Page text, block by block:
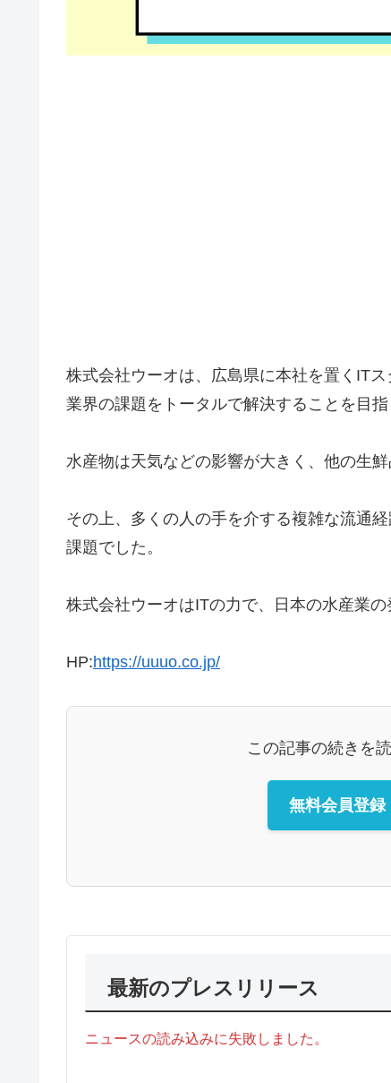
株式会社ウーオは、広島県に本社を置くIT
業界の課題をトータルで解決することを目指
水産物は天気などの影響が大きく、他の生
その上、多くの人の手を介する複雑な流通
課題でした。
株式会社ウーオはITの力で、日本の水産業の
HP:https://uuuo.co.jp/
この記事の続きを
無料会員登録
最新のプレスリリース
ニュースの読み込みに失敗しました。